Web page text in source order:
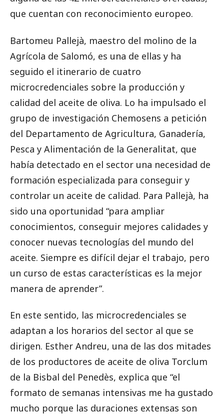
que cuentan con reconocimiento europeo.
Bartomeu Pallejà, maestro del molino de la
Agrícola de Salomó, es una de ellas y ha
seguido el itinerario de cuatro
microcredenciales sobre la producción y
calidad del aceite de oliva. Lo ha impulsado el
grupo de investigación Chemosens a petición
del Departamento de Agricultura, Ganadería,
Pesca y Alimentación de la Generalitat, que
había detectado en el sector una necesidad de
formación especializada para conseguir y
controlar un aceite de calidad. Para Pallejà, ha
sido una oportunidad “para ampliar
conocimientos, conseguir mejores calidades y
conocer nuevas tecnologías del mundo del
aceite. Siempre es difícil dejar el trabajo, pero
un curso de estas características es la mejor
manera de aprender”.
En este sentido, las microcredenciales se
adaptan a los horarios del sector al que se
dirigen. Esther Andreu, una de las dos mitades
de los productores de aceite de oliva Torclum
de la Bisbal del Penedès, explica que “el
formato de semanas intensivas me ha gustado
mucho porque las duraciones extensas son